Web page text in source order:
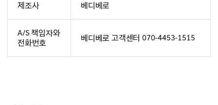
제조사 베디베로
A/S 책임자와
전화번호
베디베로 고객센터 070-4453-1515